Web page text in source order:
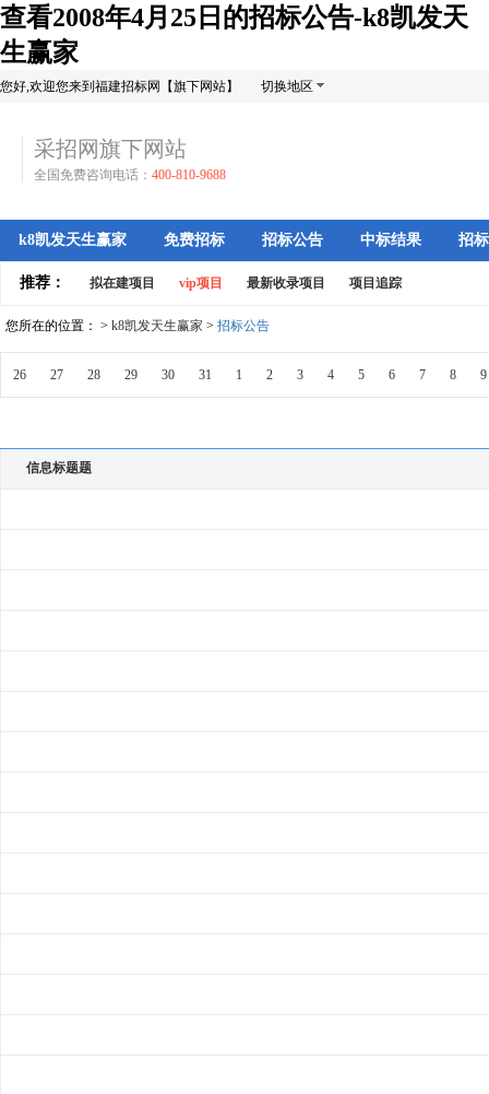
查看2008年4月25日的招标公告-k8凯发天
生赢家
您好,欢迎您来到福建招标网【旗下网站】 切换地区
采招网旗下网站
全国免费咨询电话： 400-810-9688
k8凯发天生赢家 免费招标 招标公告 中标结果 招
推荐： 拟在建项目 vip项目 最新收录项目 项目追踪
您所在的位置： > k8凯发天生赢家 > 招标公告
26 27 28 29 30 31 1 2 3 4 5 6 7 8 9
信息标题题